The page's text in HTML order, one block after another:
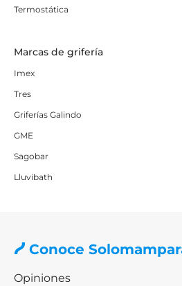
Termostática
Marcas de grifería
Imex
Tres
Griferías Galindo
GME
Sagobar
Lluvibath
Conoce
Opiniones